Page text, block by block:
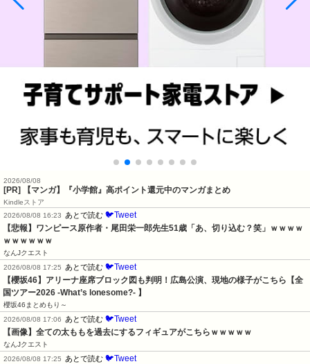
2026/08/08
[PR] 【マンガ】『小学館』高ポイント還元中のマンガまとめ
Kindleストア
2026/08/08 16:23
あとで読む 🐦Tweet
【悲報】ワンピース原作者・尾田栄一郎先生51歳「あ、切り込む？笑」ｗｗｗｗ
ｗｗｗｗｗｗ
なんJクエスト
2026/08/08 17:25
あとで読む 🐦Tweet
【櫻坂46】アリーナ座席ブロック図も判明！広島公演、現地の様子がこちら【全
国ツアー2026 -What’s lonesome?- 】
櫻坂46まとめもり～
2026/08/08 17:06
あとで読む 🐦Tweet
【画像】全ての太ももを過去にするフィギュアがこちらｗｗｗｗｗ
なんJクエスト
2026/08/08 17:25
あとで読む 🐦Tweet